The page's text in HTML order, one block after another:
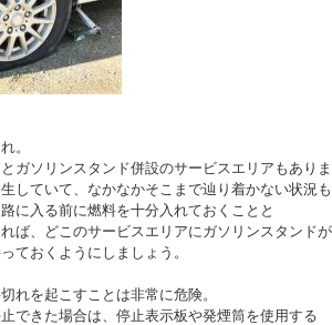
。
ガソリンスタンド併設のサービスエリアもあり
していて、なかなかそこまで辿り着かない状況
に入る前に燃料を十分入れておくことと
ば、どこのサービスエリアにガソリンスタンド
ておくようにしましょう。
れを起こすことは非常に危険。
できた場合は、停止表示板や発煙筒を使用する